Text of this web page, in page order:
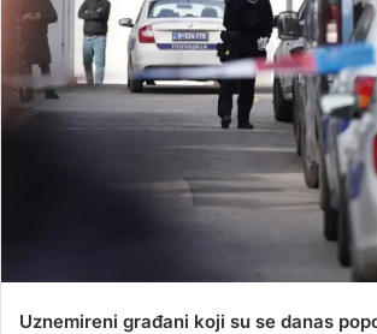
e
m
a
i
l
Uznemireni građani koji su se danas